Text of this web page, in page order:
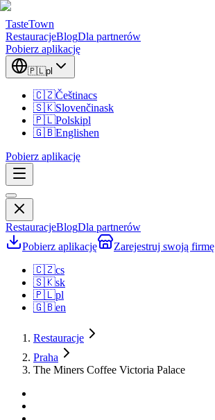
TasteTown
RestauracjeBlogDla partnerów
Pobierz aplikację
🇵🇱pl
🇨🇿Češtinacs
🇸🇰Slovenčinask
🇵🇱Polskipl
🇬🇧Englishen
Pobierz aplikację
RestauracjeBlogDla partnerów
Pobierz aplikację
Zarejestruj swoją firmę
🇨🇿cs
🇸🇰sk
🇵🇱pl
🇬🇧en
Restauracje
Praha
The Miners Coffee Victoria Palace